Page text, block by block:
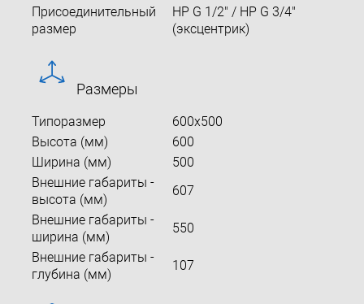
Присоединительный
размер
НР G 1/2" / НР G 3/4"
(эксцентрик)
Размеры
Типоразмер
600x500
Высота (мм)
600
Ширина (мм)
500
Внешние габариты -
высота (мм)
607
Внешние габариты -
ширина (мм)
550
Внешние габариты -
глубина (мм)
107